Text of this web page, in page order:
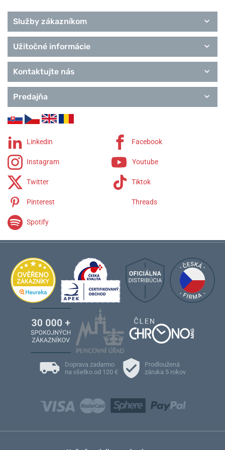
Služby zákazníkom
Užitočné informácie
Kontaktujte nás
Predajňa
Linkedin Facebook
Instagram Youtube
Twitter Tiktok
Pinterest Threads
Spotify
Doprava zadarmo
na všetko od 120 €
Prodloužená
záruka 5 rokov